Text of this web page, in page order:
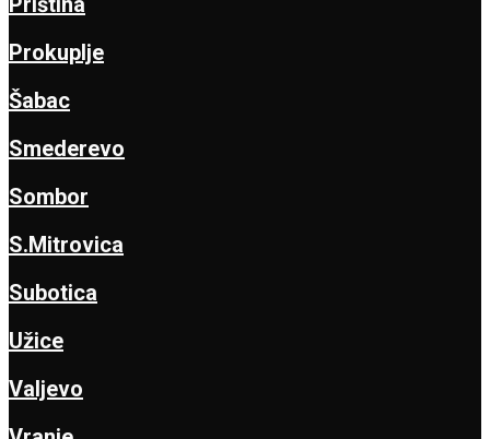
Prokuplje
Šabac
Smederevo
Sombor
S.Mitrovica
Subotica
Užice
Valjevo